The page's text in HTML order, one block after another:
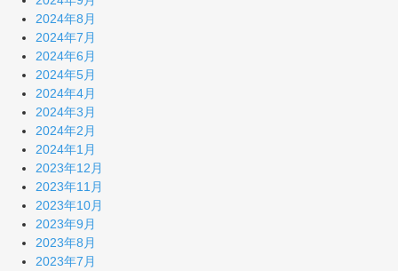
2024年8月
2024年7月
2024年6月
2024年5月
2024年4月
2024年3月
2024年2月
2024年1月
2023年12月
2023年11月
2023年10月
2023年9月
2023年8月
2023年7月